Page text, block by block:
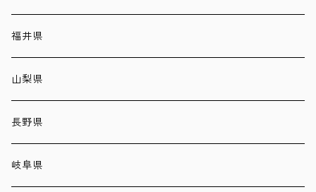
福井県
山梨県
長野県
岐阜県